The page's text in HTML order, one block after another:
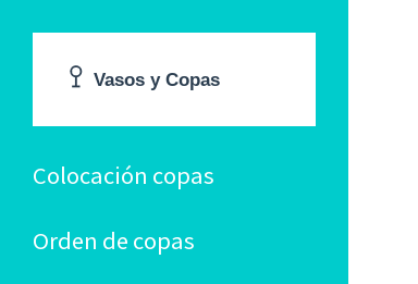
Colocación copas
Orden de copas